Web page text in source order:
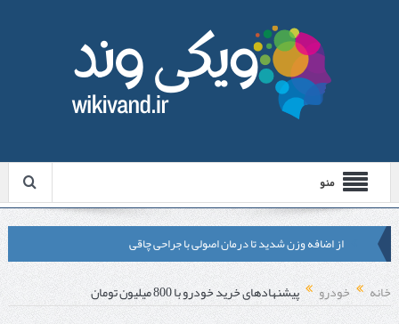
منو
از اضافه وزن شدید تا درمان اصولی با جراحی چاقی
لیزر موهای زائد شاتی یا رولی؟ مقایسه لیزرهای واقعی با شبه‌ لیزر در
مشهد
خانه خودرو پیشنهادهای خرید خودرو با 800 میلیون تومان